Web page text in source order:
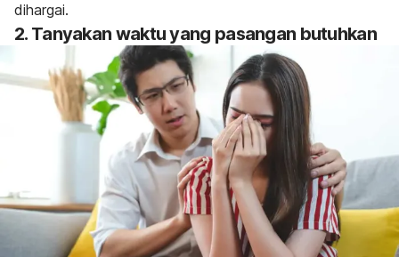
dihargai.
2. Tanyakan waktu yang pasangan butuhkan